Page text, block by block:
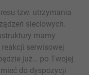
tzw. utrzymania
sieciowych.
mamy
serwisowej
już… po Twojej
do dyspozycji